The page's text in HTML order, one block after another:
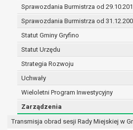
Sprawozdania Burmistrza od
Sprawozdania Burmistrza od
Statut Gminy Gryfino
Statut Urzędu
Strategia Rozwoju
Uchwały
Wieloletni Program Inwestycyjny
Zarządzenia
Transmisja obrad sesji Rady Miejskiej w
sprawowania władzy
powierzonej
w pozostałych
przetwarzane są
wcześniej udzielonej
określonym w treści
W związku z przetwarzaniem
wskazanym w pkt. 3, dane
udostępniane innym
kategoriom odbiorców danych
Odbiorcami mogą być:
podmioty, które